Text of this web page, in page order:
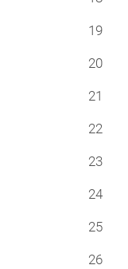
19
20
21
22
23
24
25
26